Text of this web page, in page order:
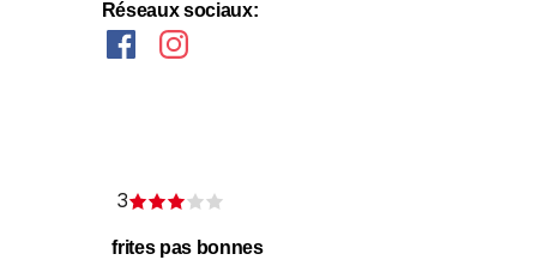
Réseaux sociaux:
3
frites pas bonnes